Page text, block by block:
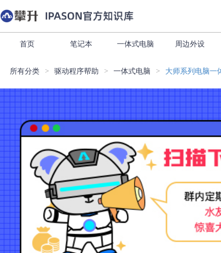
首页 笔记本 一体式电脑 周边外设
所有分类 驱动程序帮助 一体式电脑